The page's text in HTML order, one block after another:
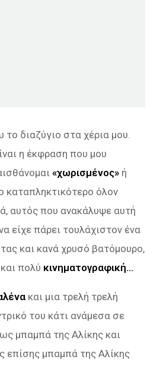
διαζύγιο στα χέρια μου.
η έκφραση που μου
«χωρισμένος» ή
καταπληκτικότερο όλον
αυτός που ανακάλυψε αυτή
είχε πάρει τουλάχιστον ένα
και κανά χρυσό βατόμουρο,
πολύ κινηματογραφική…
και μια τρελή τρελή
του κάτι ανάμεσα σε
ως μπαμπά της Αλίκης και
επίσης μπαμπά της Αλίκης